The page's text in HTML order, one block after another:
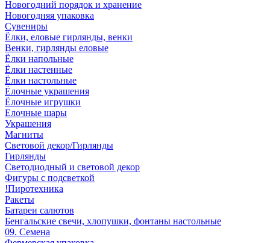
Новогодний порядок и хранение
Новогодняя упаковка
Сувениры
Ёлки, еловые гирлянды, венки
Венки, гирлянды еловые
Ёлки напольные
Ёлки настенные
Ёлки настольные
Ёлочные украшения
Ёлочные игрушки
Елочные шары
Украшения
Магниты
Световой декор/Гирлянды
Гирлянды
Светодиодный и световой декор
Фигуры с подсветкой
!Пиротехника
Ракеты
Батареи салютов
Бенгальские свечи, хлопушки, фонтаны настольные
09. Семена